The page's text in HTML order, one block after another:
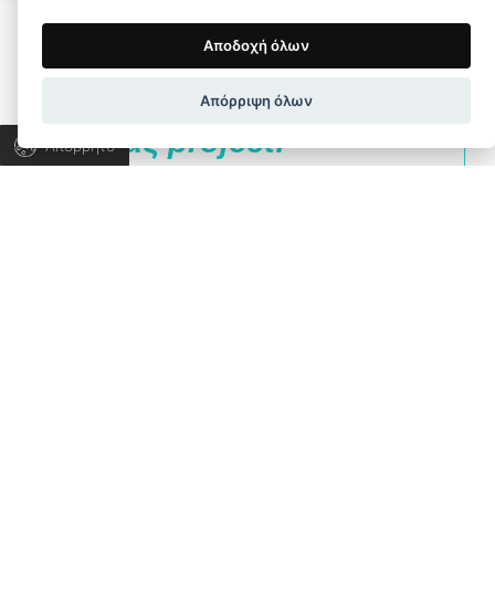
Απόρρητο
Ας μιλήσουμε για το
δικό σας project!
Wapp development house, Copyright © 2026 All rights
Όροι Χρήσης Πολιτική Απορρήτου
Αποδοχή όλων
Απόρριψη όλων